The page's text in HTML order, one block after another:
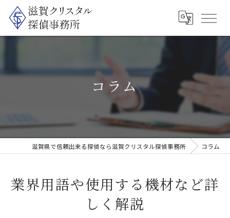
コラム
滋賀県で信頼出来る探偵なら滋賀クリスタル探偵事務所 コラム
業界用語や使用する機材など詳
しく解説